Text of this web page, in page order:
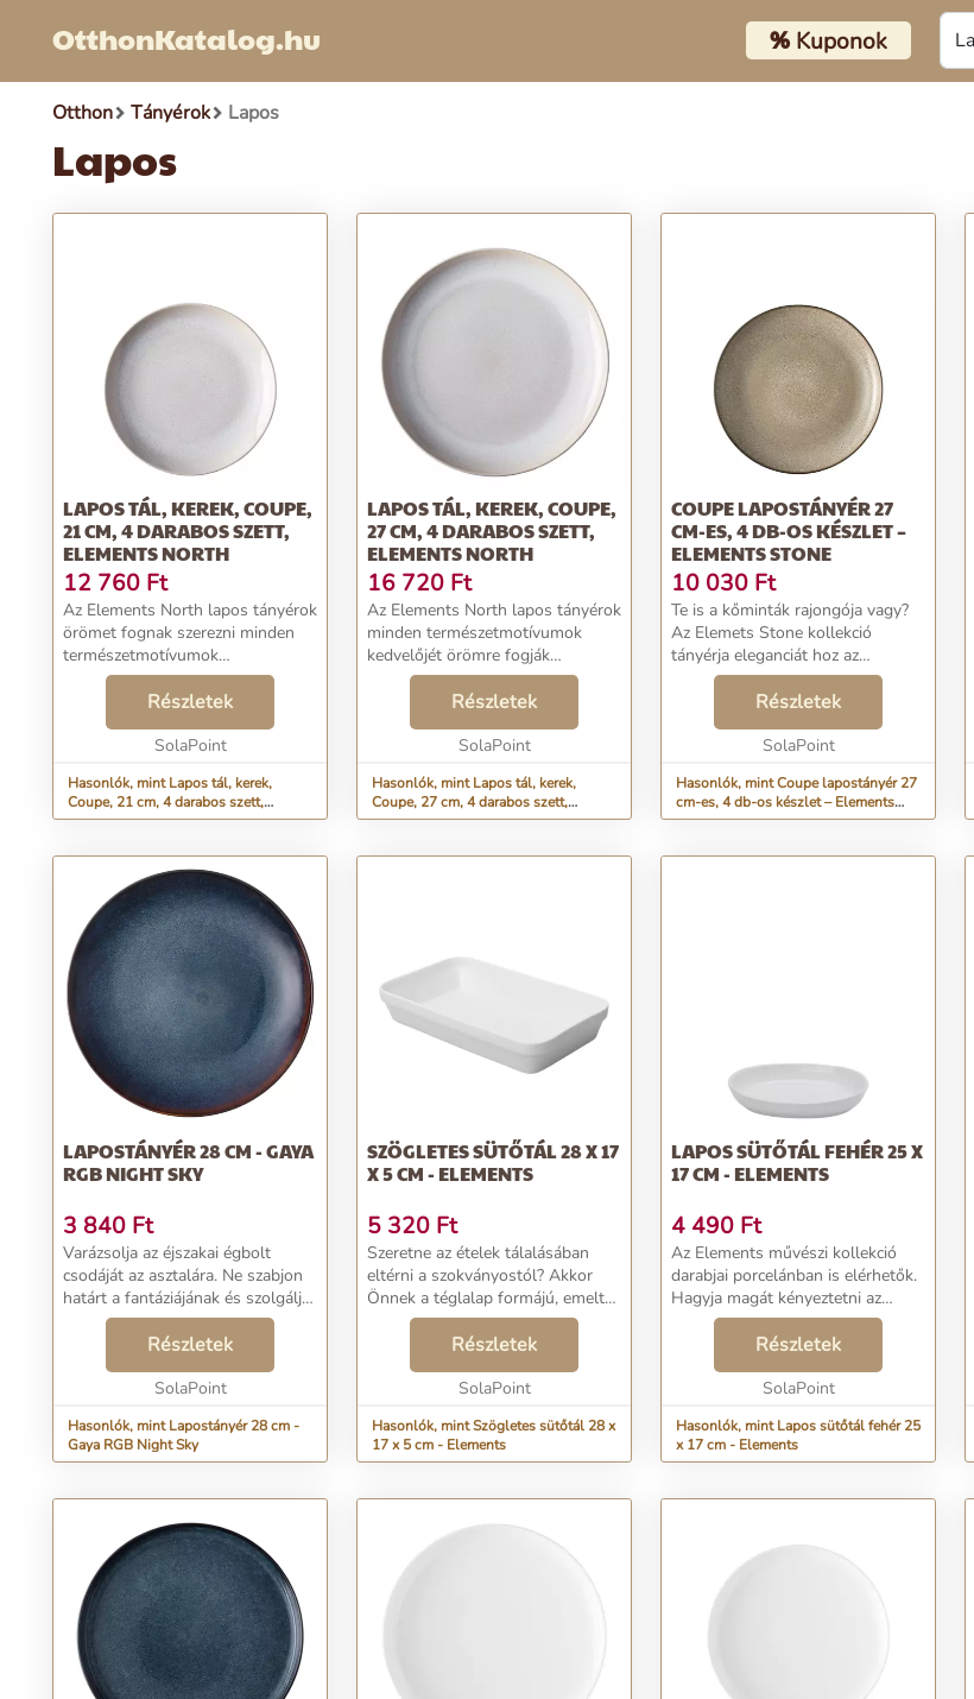
OtthonKatalog.hu %Kuponok
Otthon Tányérok Lapos
Lapos
LAPOS TÁL, KEREK, COUPE,
21 CM, 4 DARABOS SZETT,
ELEMENTS NORTH
12 760 Ft
Az Elements North lapos tányérok
örömet fognak szerezni minden
természetmotívumok
kedvelőjének. Belső részük olyan
hatást kelt, mintha a tájat hó
borítaná, ezáltal kellemes
felfrissülést nyújtanak a n...
Részletek
SolaPoint
Hasonlók, mint Lapos tál, kerek,
Coupe, 21 cm, 4 darabos szett,
Elements North
LAPOS TÁL, KEREK, COUPE,
27 CM, 4 DARABOS SZETT,
ELEMENTS NORTH
16 720 Ft
Az Elements North lapos tányérok
minden természetmotívumok
kedvelőjét örömre fogják
inspirálni. Belső részük olyan,
mint egy hóval borított táj, így
egész évben emlékeztetnek majd
gyönyörű téli tájakr...
Részletek
SolaPoint
Hasonlók, mint Lapos tál, kerek,
Coupe, 27 cm, 4 darabos szett,
Elements North
COUPE LAPOSTÁNYÉR 27
CM-ES, 4 DB-OS KÉSZLET –
ELEMENTS STONE
10 030 Ft
Te is a kőminták rajongója vagy?
Az Elemets Stone kollekció
tányérja eleganciát hoz az
asztalodra. Az egyedülálló
glazúrnak köszönhetően nem
találsz benne két teljesen
egyforma darabot. És ahogy a
Részletek
SolaPoint
Hasonlók, mint Coupe lapostányér 27
cm-es, 4 db-os készlet – Elements
Stone
LAPOSTÁNYÉR 28 CM - GAYA
RGB NIGHT SKY
3 840 Ft
Varázsolja az éjszakai égbolt
csodáját az asztalára. Ne szabjon
határt a fantáziájának és szolgálja
fel a kedvenc ételeit a Gaya Night
Sky tányéron. Eredeti
színösszeállítása a hétköznapi
tálalást rom...
Részletek
SolaPoint
Hasonlók, mint Lapostányér 28 cm -
Gaya RGB Night Sky
SZÖGLETES SÜTŐTÁL 28 X 17
X 5 CM - ELEMENTS
5 320 Ft
Szeretne az ételek tálalásában
eltérni a szokványostól? Akkor
Önnek a téglalap formájú, emelt
peremű tányér lesz az igazi. A
fehér szín és a fényes felület
kihangsúlyozza az ételek színeit,
ugyanakkor...
Részletek
SolaPoint
Hasonlók, mint Szögletes sütőtál 28 x
17 x 5 cm - Elements
LAPOS SÜTŐTÁL FEHÉR 25 X
17 CM - ELEMENTS
4 490 Ft
Az Elements művészi kollekció
darabjai porcelánban is elérhetők.
Hagyja magát kényeztetni az
egyedülálló emelt peremű
tányérokkal, amelyek a
mindennapi tálalást
élményszerűvé változtatják. A
Részletek
SolaPoint
Hasonlók, mint Lapos sütőtál fehér 25
x 17 cm - Elements